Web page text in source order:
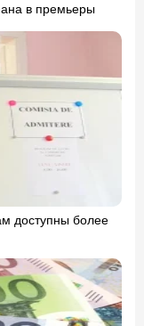
в премьеры
доступны более